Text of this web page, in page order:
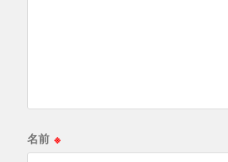
名前 ※